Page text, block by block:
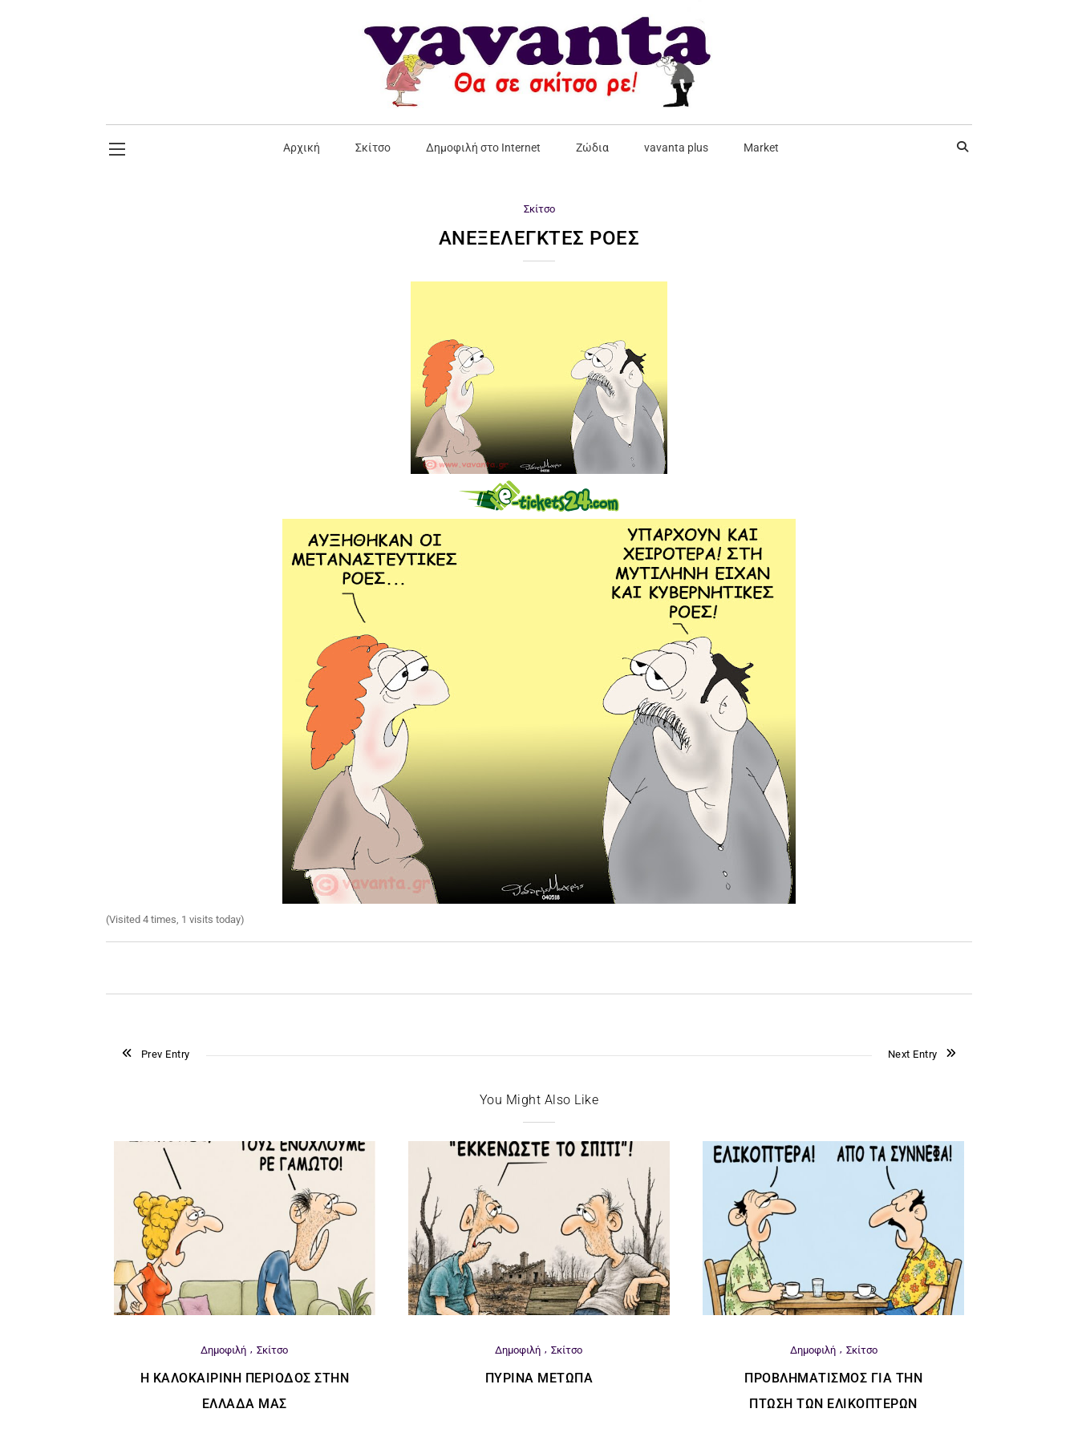
Αρχική Σκίτσο Δημοφιλή στο Internet Ζώδια vavanta plus Market
Σκίτσο
ΑΝΕΞΈΛΕΓΚΤΕΣ ΡΟΈΣ
(Visited 4 times, 1 visits today)
Prev Entry Next Entry
You Might Also Like
Δημοφιλή Σκίτσο
Η ΚΑΛΟΚΑΙΡΙΝΉ ΠΕΡΊΟΔΟΣ ΣΤΗΝ
ΕΛΛΆΔΑ ΜΑΣ
Δημοφιλή Σκίτσο
ΠΎΡΙΝΑ ΜΈΤΩΠΑ
Δημοφιλή Σκίτσο
ΠΡΟΒΛΗΜΑΤΙΣΜΌΣ ΓΙΑ ΤΗΝ
ΠΤΏΣΗ ΤΩΝ ΕΛΙΚΟΠΤΈΡΩΝ